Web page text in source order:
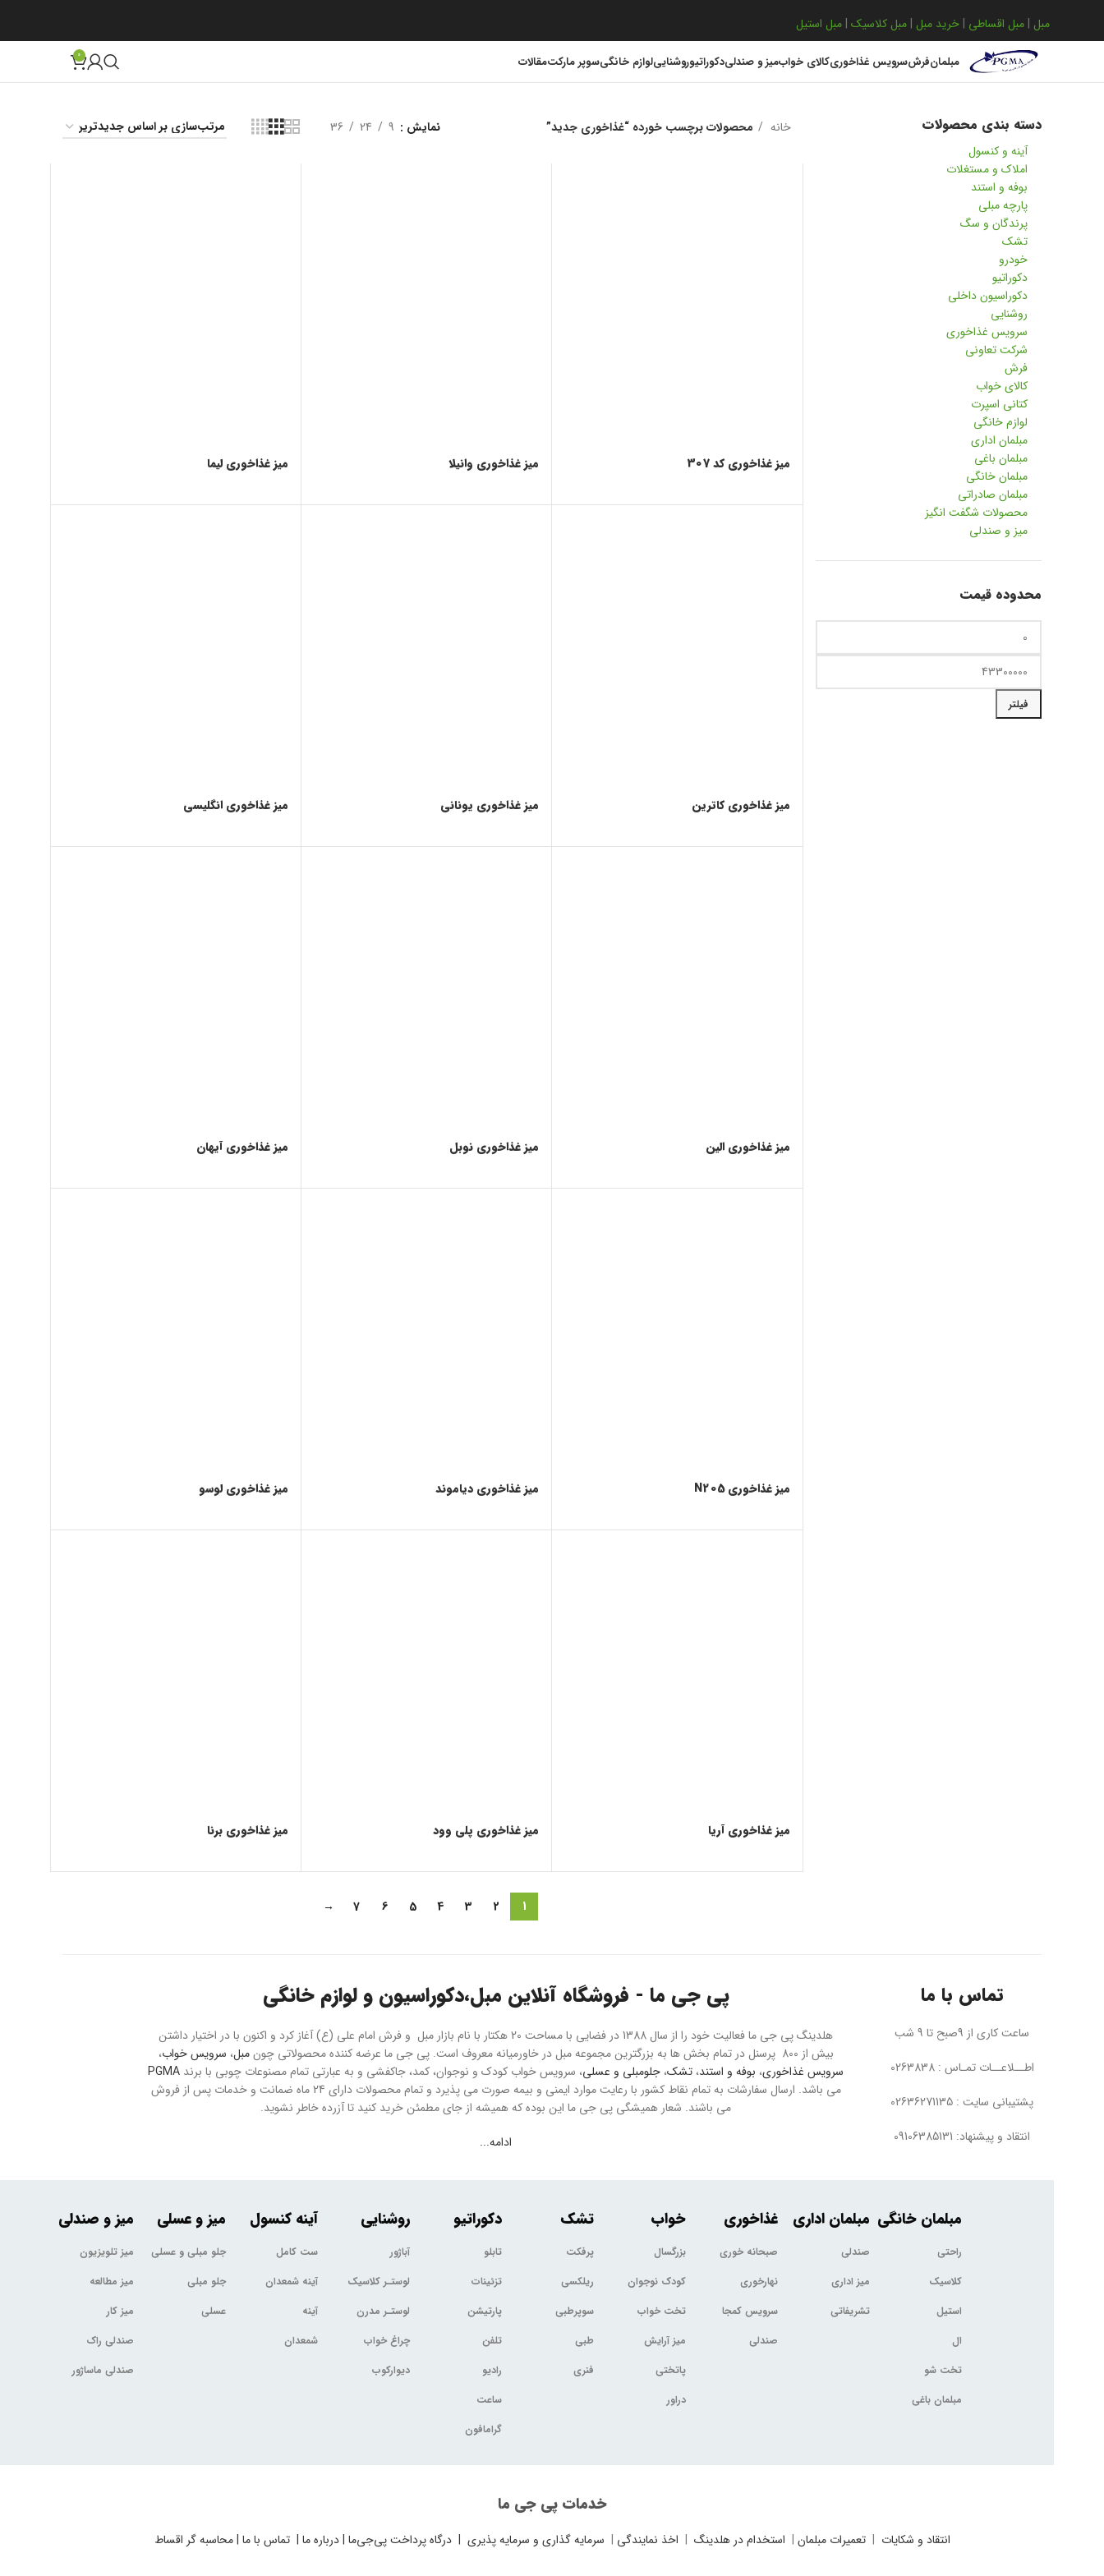
مبل | مبل اقساطی | خرید مبل | مبل کلاسیک | مبل استیل
مبلمانفرشسرویس غذاخوریکالای خوابمیز و صندلیدکوراتیوروشناییلوازم خانگیسوپر مارکتمقالات 0
دسته بندی محصولات
آینه و کنسول
املاک و مستغلات
بوفه و استند
پارچه مبلی
پرندگان و سگ
تشک
خودرو
دکوراتیو
دکوراسیون داخلی
روشنایی
سرویس غذاخوری
شرکت تعاونی
فرش
کالای خواب
کتانی اسپرت
لوازم خانگی
مبلمان اداری
مبلمان باغی
مبلمان خانگی
مبلمان صادراتی
محصولات شگفت انگیز
میز و صندلی
محدوده قیمت
حداقل قیمت
حداکثر قیمت
فیلتر
خانه محصولات برچسب خورده “غذاخوری جديد” نمایش 9
24
36
میز غذاخوری کد 307 میز غذاخوری وانیلا میز غذاخوری لیما
میز غذاخوری کاترین میز غذاخوری یونانی میز غذاخوری انگلیسی
میز غذاخوری الین میز غذاخوری نوبل میز غذاخوری آیهان
میز غذاخوری N205 میز غذاخوری دیاموند میز غذاخوری لوسو
میز غذاخوری آریا میز غذاخوری پلی وود میز غذاخوری برنا
1
2
3
4
5
6
7
→
پی جی ما - فروشگاه آنلاین مبل،دکوراسیون و لوازم خانگی
هلدینگ پی جی ما فعالیت خود را از سال 1388 در فضایی با مساحت 20 هکتار با نام بازار مبل و فرش امام علی (ع) آغاز کرد و اکنون با در اختیار داشتن
بیش از 800 پرسنل در تمام بخش ها به بزرگترین مجموعه مبل در خاورمیانه معروف است. پی جی ما عرضه کننده محصولاتی چون
مبل، سرویس خواب،
سرویس غذاخوری، بوفه و استند، تشک، جلومبلی و عسلی، سرویس خواب کودک و نوجوان، کمد، جاکفشی و به عبارتی تمام مصنوعات چوبی با برند PGMA
می باشد. ارسال سفارشات به تمام نقاط کشور با رعایت موارد ایمنی و بیمه صورت می پذیرد و تمام محصولات دارای 24 ماه ضمانت و خدمات پس از فروش
می باشند. شعار همیشگی پی جی ما این بوده که همیشه از جای مطمئن خرید کنید تا آزرده خاطر نشوید.
ادامه...
تماس با ما
ساعت کاری از 9صبح تا 9 شب
اطــلاعــات تمـاس : 0263838
پشتیبانی سایت : 02636271135
انتقاد و پیشنهاد: 09106385131
میز و صندلی
میز تلویزیون
میز مطالعه
میز کار
صندلی راک
صندلی ماساژور
میز و عسلی
جلو مبلی و عسلی
جلو مبلی
عسلی
آینه کنسول
ست کامل
آینه شمعدان
آینه
شمعدان
روشنایی
آباژور
لوستـر کلاسیک
لوستـر مدرن
چراغ خواب
دیوارکوب
دکوراتیو
تابلو
تزئینات
پارتیشن
تلفن
رادیو
ساعت
گرامافون
تشک
پرفکت
ریلکسی
سوپرطبی
طبی
فنری
خواب
بزرگسال
کودک نوجوان
تخت خواب
میز آرایش
پاتختی
دراور
غذاخوری
صبحانه خوری
نهارخوری
سرویس کمجا
صندلی
مبلمان اداری
صندلی
میز اداری
تشریفاتی
مبلمان خانگی
راحتی
کلاسیک
استیل
ال
تخت شو
مبلمان باغی
خدمات پی جی ما
انتقاد و شکایات |تعمیرات مبلمان | استخدام در هلدینگ | اخذ نمایندگی | سرمایه گذاری و سرمایه پذیری | درگاه پرداخت پی‌جی‌ما | درباره ما | تماس با ما | محاسبه گر اقساط